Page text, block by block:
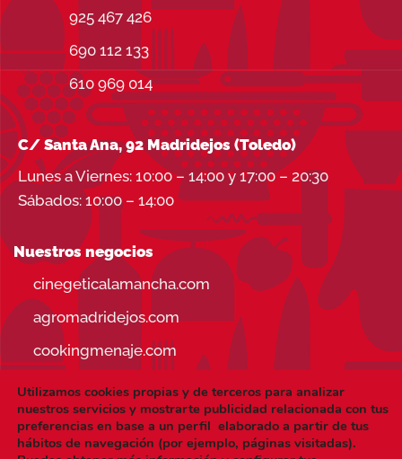
925 467 426
690 112 133
610 969 014
C/ Santa Ana, 92 Madridejos (Toledo)
Lunes a Viernes: 10:00 – 14:00 y 17:00 – 20:30
Sábados: 10:00 – 14:00
Nuestros negocios
cinegeticalamancha.com
agromadridejos.com
cookingmenaje.com
Visa PayPal Stripe MasterCard
Utilizamos cookies propias y de terceros para analizar
nuestros servicios y mostrarte publicidad relacionada con tus
preferencias en base a un perfil elaborado a partir de tus
hábitos de navegación (por ejemplo, páginas visitadas).